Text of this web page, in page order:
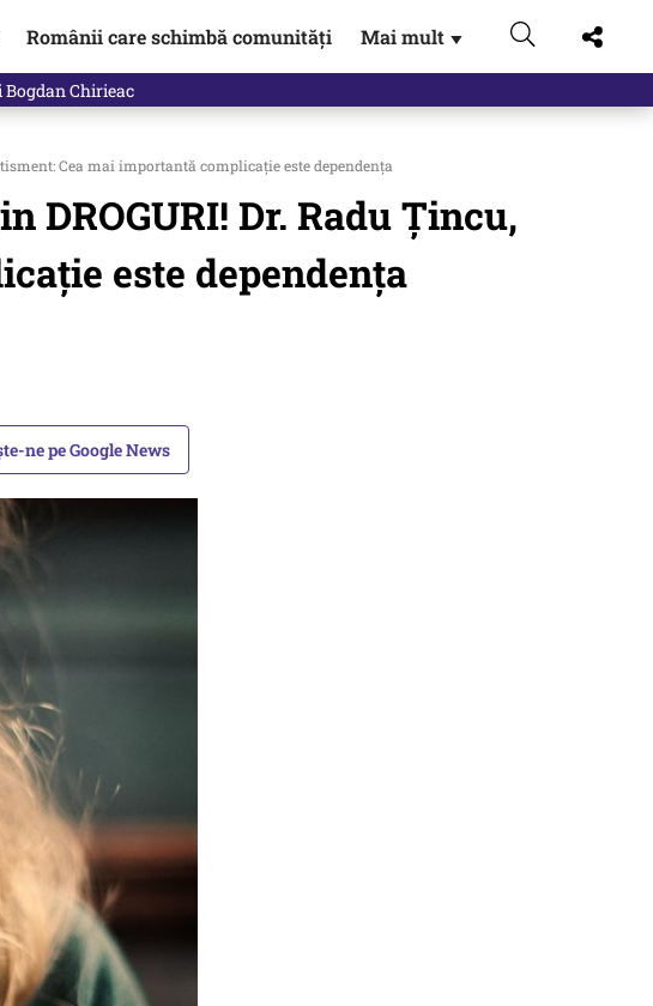
Românii care schimbă comunități Mai mult ▼
românii
Cea mai importantă complicație este dependența
Dr. Radu Țincu,
este dependența
ne pe Google News